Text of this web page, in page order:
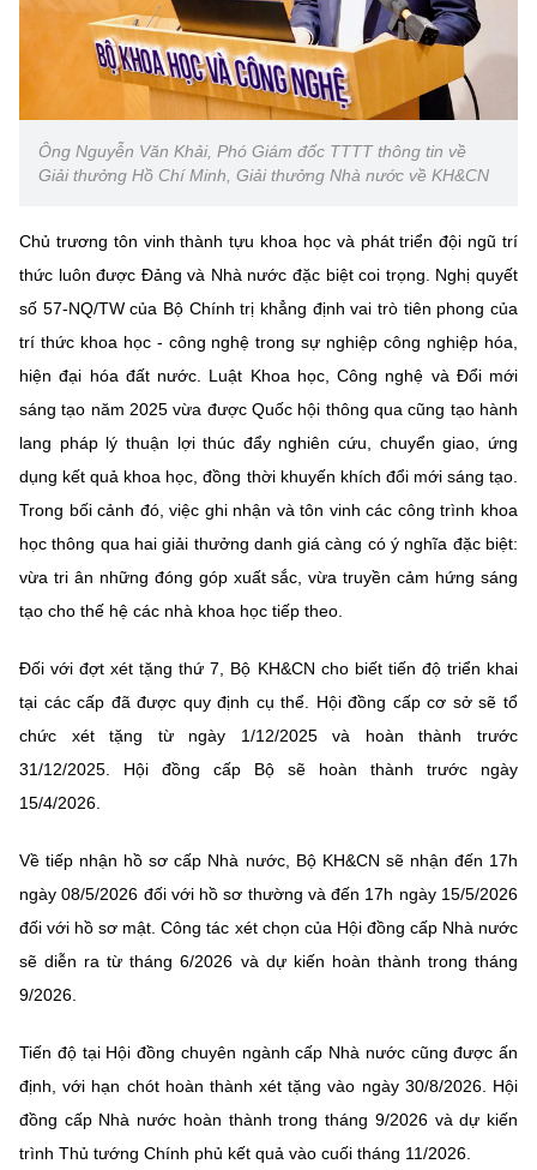
Email: stc@mst.gov.vn
©2026 Bản quyền thuộc Bộ Khoa Học và Công Nghệ
(Ghi rõ nguồn "https://mst.gov.vn" khi phát hành lại thông tin từ
website này)
Ông Nguyễn Văn Khải, Phó Giám đốc TTTT thông tin về
Giải thưởng Hồ Chí Minh, Giải thưởng Nhà nước về KH&CN
Chủ trương tôn vinh thành tựu khoa học và phát triển đội ngũ trí
thức luôn được Đảng và Nhà nước đặc biệt coi trọng. Nghị quyết
số 57-NQ/TW của Bộ Chính trị khẳng định vai trò tiên phong của
trí thức khoa học - công nghệ trong sự nghiệp công nghiệp hóa,
hiện đại hóa đất nước. Luật Khoa học, Công nghệ và Đổi mới
sáng tạo năm 2025 vừa được Quốc hội thông qua cũng tạo hành
lang pháp lý thuận lợi thúc đẩy nghiên cứu, chuyển giao, ứng
dụng kết quả khoa học, đồng thời khuyến khích đổi mới sáng tạo.
Trong bối cảnh đó, việc ghi nhận và tôn vinh các công trình khoa
học thông qua hai giải thưởng danh giá càng có ý nghĩa đặc biệt:
vừa tri ân những đóng góp xuất sắc, vừa truyền cảm hứng sáng
tạo cho thế hệ các nhà khoa học tiếp theo.
Đối với đợt xét tặng thứ 7, Bộ KH&CN cho biết tiến độ triển khai
tại các cấp đã được quy định cụ thể. Hội đồng cấp cơ sở sẽ tổ
chức xét tặng từ ngày 1/12/2025 và hoàn thành trước
31/12/2025. Hội đồng cấp Bộ sẽ hoàn thành trước ngày
15/4/2026.
Về tiếp nhận hồ sơ cấp Nhà nước, Bộ KH&CN sẽ nhận đến 17h
ngày 08/5/2026 đối với hồ sơ thường và đến 17h ngày 15/5/2026
đối với hồ sơ mật. Công tác xét chọn của Hội đồng cấp Nhà nước
sẽ diễn ra từ tháng 6/2026 và dự kiến hoàn thành trong tháng
9/2026.
Tiến độ tại Hội đồng chuyên ngành cấp Nhà nước cũng được ấn
định, với hạn chót hoàn thành xét tặng vào ngày 30/8/2026. Hội
đồng cấp Nhà nước hoàn thành trong tháng 9/2026 và dự kiến
trình Thủ tướng Chính phủ kết quả vào cuối tháng 11/2026.